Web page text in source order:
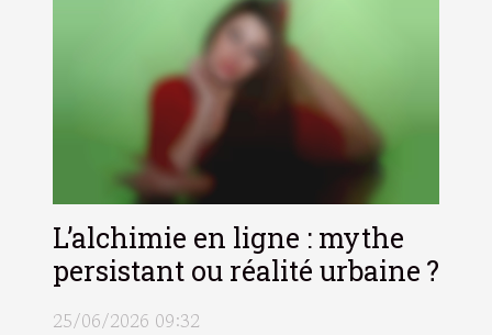
L’alchimie en ligne : mythe
persistant ou réalité urbaine ?
25/06/2026 09:32